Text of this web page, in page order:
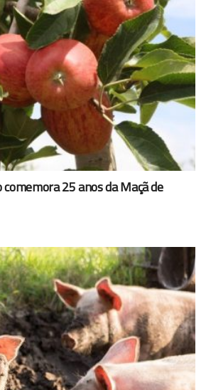
comemora 25 anos da Maçã de